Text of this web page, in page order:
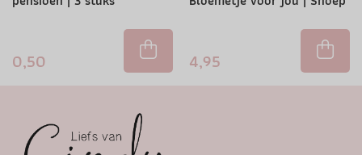
0,50 4,95